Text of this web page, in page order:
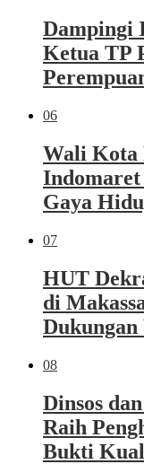
Dampingi
Ketua TP
06
Wali Kota
Indomaret
Gaya
07
HUT
di
08
Dinsos
Raih
Bukti